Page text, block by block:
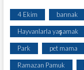
4 Ekim barınak
Hayvanlarla yaşamak
Park pet mama
Ramazan Pamuk